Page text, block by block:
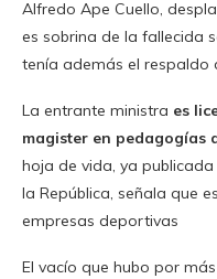
Alfredo Ape Cuello,
es sobrina de la fallecida
tenía además el respaldo
La entrante ministra es
magister en pedagogías
hoja de vida, ya
la República, señala que
empresas deportivas
El vacío que hubo por